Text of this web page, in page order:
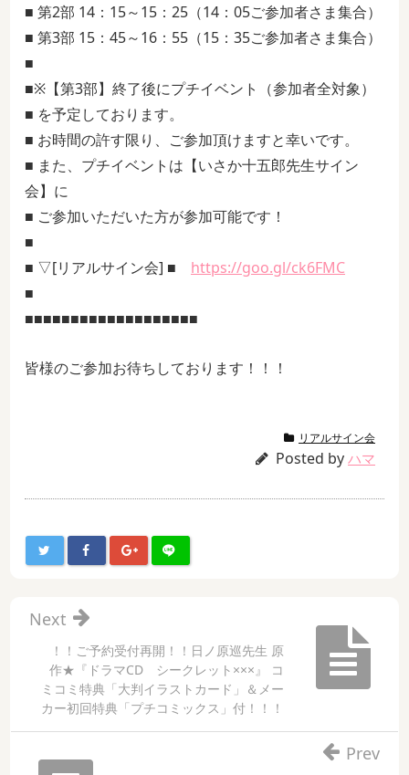
■ 第2部 14：15～15：25（14：05ご参加者さま集合）
■ 第3部 15：45～16：55（15：35ご参加者さま集合）
■
■※【第3部】終了後にプチイベント（参加者全対象）
■ を予定しております。
■ お時間の許す限り、ご参加頂けますと幸いです。
■ また、プチイベントは【いさか十五郎先生サイン
会】に
■ ご参加いただいた方が参加可能です！
■
■ ▽[リアルサイン会] ■ https://goo.gl/ck6FMC
■
■■■■■■■■■■■■■■■■■■■
皆様のご参加お待ちしております！！！
リアルサイン会
Posted by ハマ
！！ご予約受付再開！！日ノ原巡先生 原
作★『ドラマCD シークレット×××』 コ
ミコミ特典「大判イラストカード」＆メー
カー初回特典「プチコミックス」付！！！
Next
Prev